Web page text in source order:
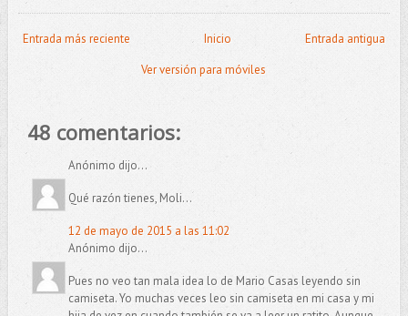
Entrada más reciente Entrada antigua
Inicio
Ver versión para móviles
48 comentarios:
Anónimo dijo...
Qué razón tienes, Moli...
12 de mayo de 2015 a las 11:02
Anónimo dijo...
Pues no veo tan mala idea lo de Mario Casas leyendo sin
camiseta. Yo muchas veces leo sin camiseta en mi casa y mi